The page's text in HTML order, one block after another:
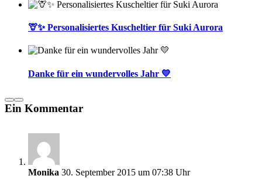
🦒✨ Personalisiertes Kuscheltier für Suki Aurora
Danke für ein wundervolles Jahr 💛
Ein Kommentar
Monika 30. September 2015 um 07:38 Uhr